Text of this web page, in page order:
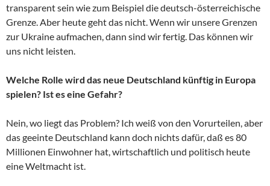
transparent sein wie zum Beispiel die deutsch-österreichische
Grenze. Aber heute geht das nicht. Wenn wir unsere Grenzen
zur Ukraine aufmachen, dann sind wir fertig. Das können wir
uns nicht leisten.
Welche Rolle wird das neue Deutschland künftig in Europa
spielen? Ist es eine Gefahr?
Nein, wo liegt das Problem? Ich weiß von den Vorurteilen, aber
das geeinte Deutschland kann doch nichts dafür, daß es 80
Millionen Einwohner hat, wirtschaftlich und politisch heute
eine Weltmacht ist.